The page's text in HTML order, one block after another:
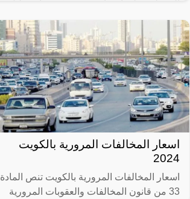
نسبة الإصابة به على مستوى البلد
اسعار المخالفات المرورية بالكويت
2024
اسعار المخالفات المرورية بالكويت تنص المادة
33 من قانون المخالفات والعقوبات المرورية